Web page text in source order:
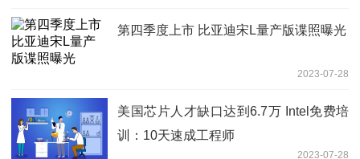
第四季度上市 比亚迪宋L量产版谍照曝光
2023-07-28
美国芯片人才缺口达到6.7万 Intel免费培
训：10天速成工程师
2023-07-28